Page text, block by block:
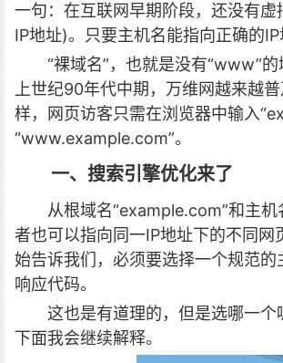
一句：在互联网早期阶段，还没有
IP地址)。只要主机名能指向正确的IP
“裸域名”，也就是没有“www”
上世纪90年代中期，万维网越来越
样，网页访客只需在浏览器中输入
“www.example.com”。
一、搜索引擎优化来了
从根域名“example.com”和主
者也可以指向同一IP地址下的不同网
始告诉我们，必须要选择一个规范
响应代码。
这也是有道理的，但是选哪一个
下面我会继续解释。